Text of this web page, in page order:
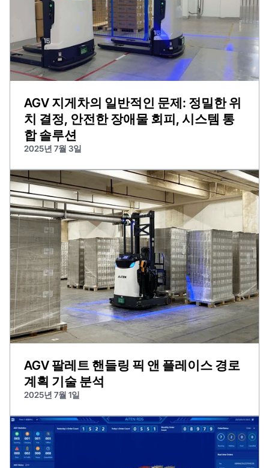
AGV 지게차의 일반적인 문제: 정밀한 위
치 결정, 안전한 장애물 회피, 시스템 통
합 솔루션
2025년 7월 3일
AGV 팔레트 핸들링 픽 앤 플레이스 경로
계획 기술 분석
2025년 7월 1일